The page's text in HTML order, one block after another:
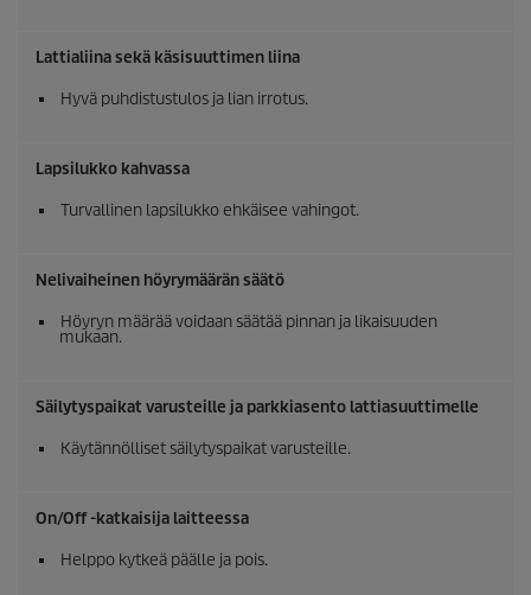
Lattialiina sekä käsisuuttimen liina
Hyvä puhdistustulos ja lian irrotus.
Lapsilukko kahvassa
Turvallinen lapsilukko ehkäisee vahingot.
Nelivaiheinen höyrymäärän säätö
Höyryn määrää voidaan säätää pinnan ja likaisuuden
mukaan.
Säilytyspaikat varusteille ja parkkiasento lattiasuuttimelle
Käytännölliset säilytyspaikat varusteille.
On/Off -katkaisija laitteessa
Helppo kytkeä päälle ja pois.